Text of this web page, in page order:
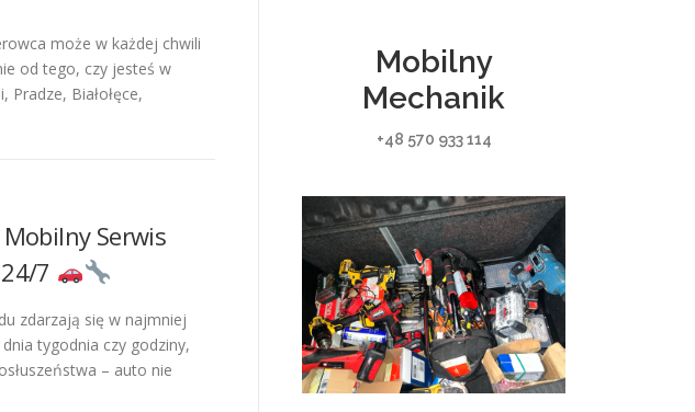
może w każdej chwili
od tego, czy jesteś w
Białołęce,
Serwis
7
zdarzają się w najmniej
tygodnia czy godziny,
– auto nie
Mobilny
Mechanik
+48 570 933 114